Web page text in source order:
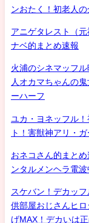
ンおたく！初老人
アニゲタレスト（
ナベ的まとめ速報
火浦のシネマッフ
人オカマちゃんの
ーハーフ
ユカ・ヨネッフル
ト！害獣神アリ・
おネコさん的まと
ンタルメンヘラ電
スケバン！デカッ
供部屋おじさんヒ
げMAX！デカいは